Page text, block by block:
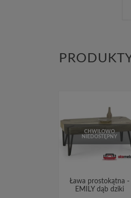
CHWILOWO
NIEDOSTĘPNY
Ława prostokątna -
EMILY dąb dziki